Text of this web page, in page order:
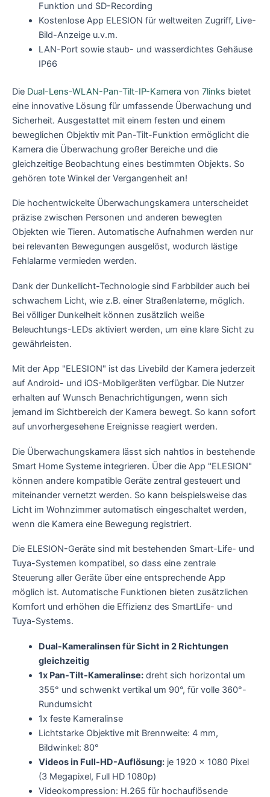
Funktion und SD-Recording
Kostenlose App ELESION für weltweiten Zugriff, Live-
Bild-Anzeige u.v.m.
LAN-Port sowie staub- und wasserdichtes Gehäuse
IP66
Die Dual-Lens-WLAN-Pan-Tilt-IP-Kamera von 7links bietet
eine innovative Lösung für umfassende Überwachung und
Sicherheit. Ausgestattet mit einem festen und einem
beweglichen Objektiv mit Pan-Tilt-Funktion ermöglicht die
Kamera die Überwachung großer Bereiche und die
gleichzeitige Beobachtung eines bestimmten Objekts. So
gehören tote Winkel der Vergangenheit an!
Die hochentwickelte Überwachungskamera unterscheidet
präzise zwischen Personen und anderen bewegten
Objekten wie Tieren. Automatische Aufnahmen werden nur
bei relevanten Bewegungen ausgelöst, wodurch lästige
Fehlalarme vermieden werden.
Dank der Dunkellicht-Technologie sind Farbbilder auch bei
schwachem Licht, wie z.B. einer Straßenlaterne, möglich.
Bei völliger Dunkelheit können zusätzlich weiße
Beleuchtungs-LEDs aktiviert werden, um eine klare Sicht zu
gewährleisten.
Mit der App "ELESION" ist das Livebild der Kamera jederzeit
auf Android- und iOS-Mobilgeräten verfügbar. Die Nutzer
erhalten auf Wunsch Benachrichtigungen, wenn sich
jemand im Sichtbereich der Kamera bewegt. So kann sofort
auf unvorhergesehene Ereignisse reagiert werden.
Die Überwachungskamera lässt sich nahtlos in bestehende
Smart Home Systeme integrieren. Über die App "ELESION"
können andere kompatible Geräte zentral gesteuert und
miteinander vernetzt werden. So kann beispielsweise das
Licht im Wohnzimmer automatisch eingeschaltet werden,
wenn die Kamera eine Bewegung registriert.
Die ELESION-Geräte sind mit bestehenden Smart-Life- und
Tuya-Systemen kompatibel, so dass eine zentrale
Steuerung aller Geräte über eine entsprechende App
möglich ist. Automatische Funktionen bieten zusätzlichen
Komfort und erhöhen die Effizienz des SmartLife- und
Tuya-Systems.
Dual-Kameralinsen für Sicht in 2 Richtungen
gleichzeitig
1x Pan-Tilt-Kameralinse:dreht sich horizontal um
355° und schwenkt vertikal um 90°, für volle 360°-
Rundumsicht
1x feste Kameralinse
Lichtstarke Objektive mit Brennweite: 4 mm,
Bildwinkel: 80°
Videos in Full-HD-Auflösung:je 1920 x 1080 Pixel
(3 Megapixel, Full HD 1080p)
Videokompression: H.265 für hochauflösende